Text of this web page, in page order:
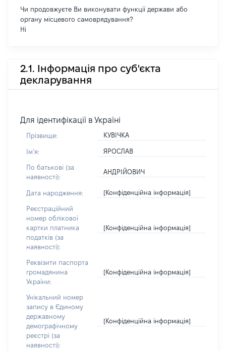
Чи продовжуєте Ви виконувати функції держави або
органу місцевого самоврядування?
Ні
2.1. Інформація про суб'єкта
декларування
Для ідентифікації в Україні
Прізвище: КУВІЧКА
Імʼя: ЯРОСЛАВ
По батькові (за
наявності):
АНДРІЙОВИЧ
Дата народження: [Конфіденційна інформація]
Реєстраційний
номер облікової
картки платника
податків (за
наявності):
[Конфіденційна інформація]
Реквізити паспорта
громадянина
України:
[Конфіденційна інформація]
Унікальний номер
запису в Єдиному
державному
демографічному
реєстрі (за
наявності):
[Конфіденційна інформація]